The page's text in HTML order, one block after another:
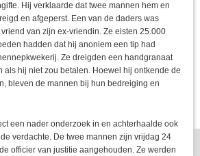
Hij verklaarde dat twee mannen hem en
en afgeperst. Een van de daders was
van zijn ex-vriendin. Ze eisten 25.000
hadden dat hij anoniem een tip had
Ze dreigden een handgranaat
als hij niet zou betalen. Hoewel hij ontkende de
bleven de mannen bij hun bedreiging en
een nader onderzoek in en achterhaalde ook
verdachte. De twee mannen zijn vrijdag 24
officier van justitie aangehouden. Ze werden